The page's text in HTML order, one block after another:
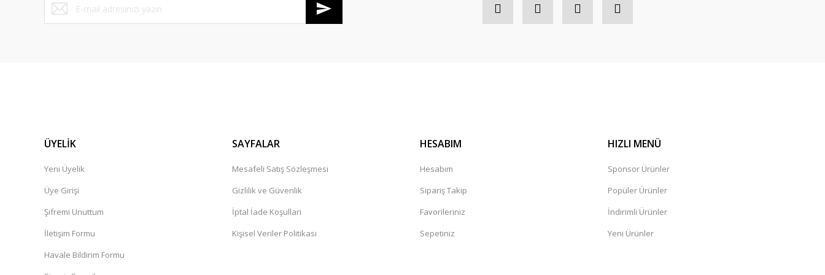
ÜYELİK
Yeni Üyelik
Üye Girişi
Şifremi Unuttum
İletişim Formu
Havale Bildirim Formu
SAYFALAR
Mesafeli Satış Sözleşmesi
Gizlilik ve Güvenlik
İptal İade Koşullari
Kişisel Veriler Politikası
HESABIM
Hesabım
Sipariş Takip
Favorileriniz
Sepetiniz
HIZLI MENÜ
Sponsor Ürünler
Popüler Ürünler
İndirimli Ürünler
Yeni Ürünler